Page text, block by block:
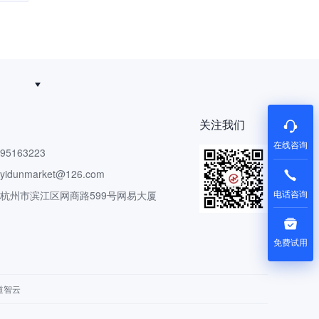
州市滨江区网商路599号网易大厦
关注我们
智云
在线咨询
电话咨询
免费试用